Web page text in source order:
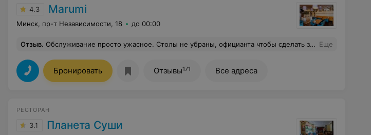
4.3 Marumi
Минск, пр-т Независимости, 18 до 00:00
Отзыв. Обслуживание просто ужасное. Столы не убраны, официанта чтобы сделать заказ не дождешься. Когда сами подошли попросили принять заказ, официант сделала это с крайне недовольным выражением лица и таким же тоном. Крем-брюле был просто скудно посыпан сахаром и обжечь его до карамельной корочки на кухне то ли забыли, то ли не захотели. При немалой цене роллов, соевый за отдельную плату, его крайне мало и он разбавлен. Рыба в роллах (Фила) была рыхлой. Крайне не советую данное заведение к посещению. Еще
Бронировать Отзывы171 Все адреса
РЕСТОРАН
3.1 Планета Суши